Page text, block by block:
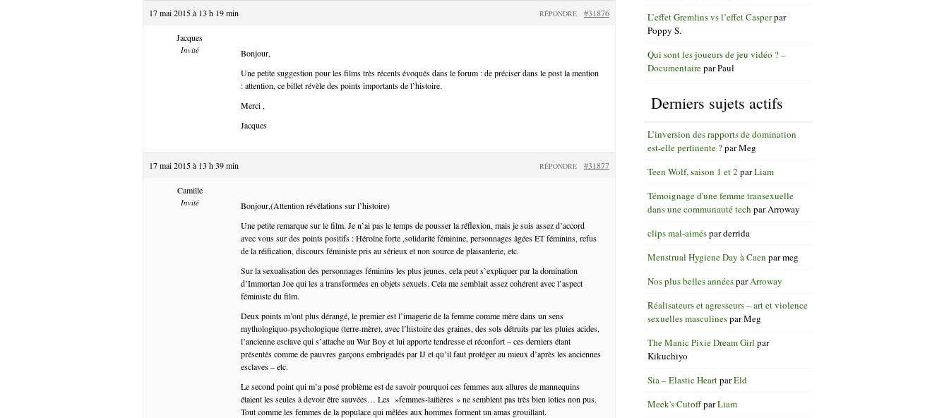
17 mai 2015 à 13 h 19 min #31876
RÉPONDRE
Jacques
Invité
Bonjour,
Une petite suggestion pour les films très récents évoqués dans le forum : de préciser dans le post la mention
: attention, ce billet révèle des points importants de l’histoire.
Merci ,
Jacques
17 mai 2015 à 13 h 39 min #31877
RÉPONDRE
Camille
Invité
Bonjour,(Attention révélations sur l’histoire)
Une petite remarque sur le film. Je n’ai pas le temps de pousser la réflexion, mais je suis assez d’accord
avec vous sur des points positifs : Héroïne forte ,solidarité féminine, personnages âgées ET féminins, refus
de la réification, discours féministe pris au sérieux et non source de plaisanterie, etc.
Sur la sexualisation des personnages féminins les plus jeunes, cela peut s’expliquer par la domination
d’Immortan Joe qui les a transformées en objets sexuels. Cela me semblait assez cohérent avec l’aspect
féministe du film.
Deux points m’ont plus dérangé, le premier est l’imagerie de la femme comme mère dans un sens
mythologiquo-psychologique (terre-mère), avec l’histoire des graines, des sols détruits par les pluies acides,
l’ancienne esclave qui s’attache au War Boy et lui apporte tendresse et réconfort – ces derniers étant
présentés comme de pauvres garçons embrigadés par IJ et qu’il faut protéger au mieux d’après les anciennes
esclaves – etc.
Le second point qui m’a posé problème est de savoir pourquoi ces femmes aux allures de mannequins
étaient les seules à devoir être sauvées… Les »femmes-laitières » ne semblent pas très bien loties non pus.
Tout comme les femmes de la populace qui mêlées aux hommes forment un amas grouillant.
L’effet Gremlins vs l’effet Casperpar
Poppy S.
Qui sont les joueurs de jeu vidéo ? –
DocumentaireparPaul
Derniers sujets actifs
L’inversion des rapports de domination
est-elle pertinente ?parMeg
Teen Wolf, saison 1 et 2 parLiam
Témoignage d'une femme transexuelle
dans une communauté tech parArroway
clips mal-aimésparderrida
Menstrual Hygiene Day à Caen parmeg
Nos plus belles annéesparArroway
Réalisateurs et agresseurs – art et violence
sexuelles masculinesparMeg
The Manic Pixie Dream Girl par
Kikuchiyo
Sia – Elastic HeartparEld
Meek's CutoffparLiam